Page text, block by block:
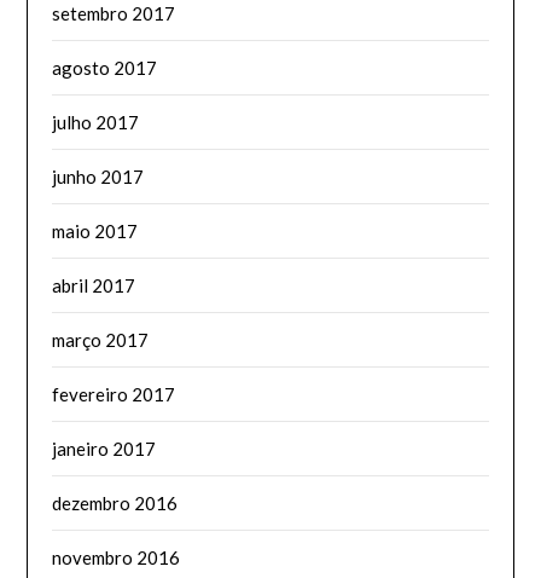
setembro 2017
agosto 2017
julho 2017
junho 2017
maio 2017
abril 2017
março 2017
fevereiro 2017
janeiro 2017
dezembro 2016
novembro 2016